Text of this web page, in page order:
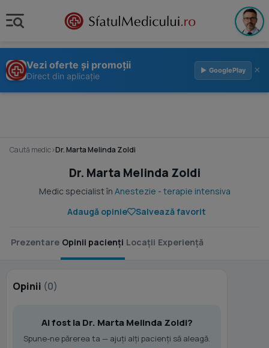
Vezi oferte și promoții
Direct din aplicație
▶ GooglePlay ×
Caută medic›Dr. Marta Melinda Zoldi
Dr. Marta Melinda Zoldi
Medic specialist în Anestezie - terapie intensiva
Adaugă opinie
Salvează favorit
Prezentare Opinii pacienți Locații Experiență
Opinii (0)
Ai fost la Dr. Marta Melinda Zoldi?
Spune-ne părerea ta — ajuți alți pacienți să aleagă.